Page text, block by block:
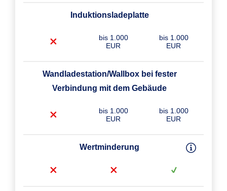
Induktionsladeplatte
bis 1.000
EUR
bis 1.000
EUR
Wandladestation/Wallbox bei fester
Verbindung mit dem Gebäude
bis 1.000
EUR
bis 1.000
EUR
Wertminderung